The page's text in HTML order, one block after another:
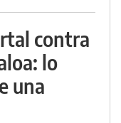
contra
lo
una